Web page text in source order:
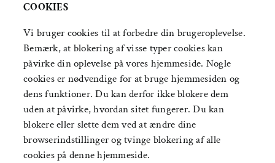
COOKIES
Vi bruger cookies til at forbedre din brugeroplevelse.
Bemærk, at blokering af visse typer cookies kan
påvirke din oplevelse på vores hjemmeside. Nogle
cookies er nødvendige for at bruge hjemmesiden og
dens funktioner. Du kan derfor ikke blokere dem
uden at påvirke, hvordan sitet fungerer. Du kan
blokere eller slette dem ved at ændre dine
browserindstillinger og tvinge blokering af alle
cookies på denne hjemmeside.